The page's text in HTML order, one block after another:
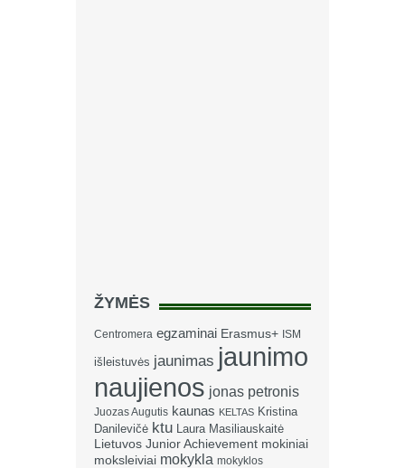
ŽYMĖS
Centromera egzaminai Erasmus+ ISM
išleistuvės jaunimas jaunimo
naujienos jonas petronis
Juozas Augutis kaunas KELTAS Kristina
Danilevičė ktu Laura Masiliauskaitė
Lietuvos Junior Achievement mokiniai
moksleiviai mokykla mokyklos